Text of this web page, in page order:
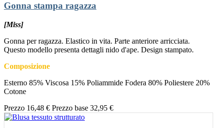
Gonna stampa ragazza
[Miss]
Gonna per ragazza. Elastico in vita. Parte anteriore arricciata.
Questo modello presenta dettagli nido d'ape. Design stampato.
Composizione
Esterno 85% Viscosa 15% Poliammide Fodera 80% Poliestere 20%
Cotone
Prezzo 16,48 € Prezzo base 32,95 €